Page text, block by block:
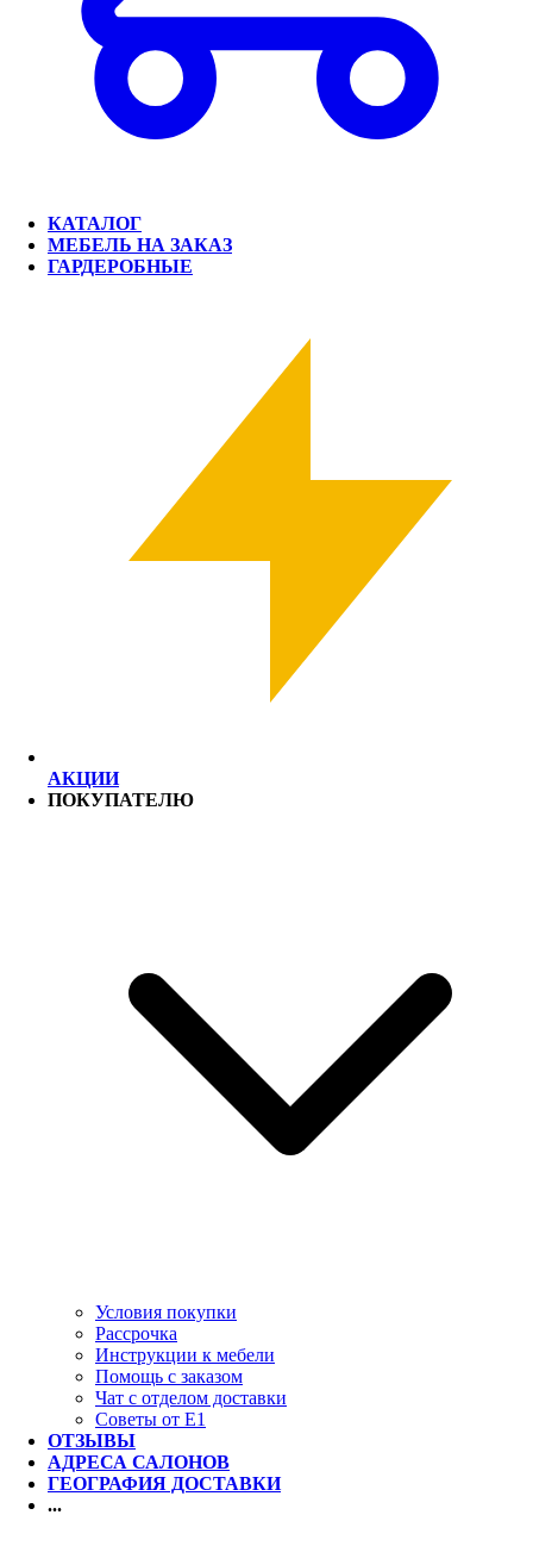
КАТАЛОГ
МЕБЕЛЬ НА ЗАКАЗ
ГАРДЕРОБНЫЕ
АКЦИИ
ПОКУПАТЕЛЮ
Условия покупки
Рассрочка
Инструкции к мебели
Помощь с заказом
Чат с отделом доставки
Советы от Е1
ОТЗЫВЫ
АДРЕСА САЛОНОВ
ГЕОГРАФИЯ ДОСТАВКИ
...